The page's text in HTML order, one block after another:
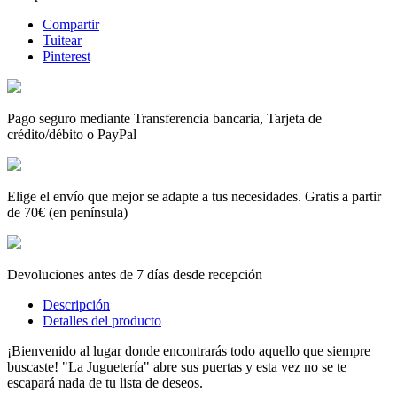
Compartir
Tuitear
Pinterest
Pago seguro mediante Transferencia bancaria, Tarjeta de
crédito/débito o PayPal
Elige el envío que mejor se adapte a tus necesidades. Gratis a partir
de 70€ (en península)
Devoluciones antes de 7 días desde recepción
Descripción
Detalles del producto
¡Bienvenido al lugar donde encontrarás todo aquello que siempre
buscaste! "La Juguetería" abre sus puertas y esta vez no se te
escapará nada de tu lista de deseos.